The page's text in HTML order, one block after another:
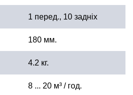
1 перед., 10 задніх
180 мм.
4.2 кг.
8 ... 20 м³ / год.